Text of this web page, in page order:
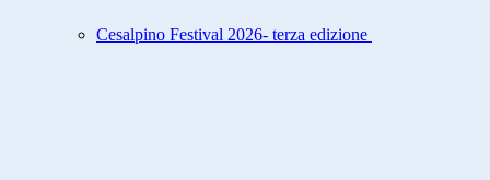
Cesalpino Festival 2026- terza edizione